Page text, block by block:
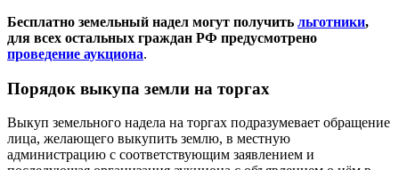
Бесплатно земельный надел могут получить льготники,
для всех остальных граждан РФ предусмотрено
проведение аукциона.
Порядок выкупа земли на торгах
Выкуп земельного надела на торгах подразумевает обращение
лица, желающего выкупить землю, в местную
администрацию с соответствующим заявлением и